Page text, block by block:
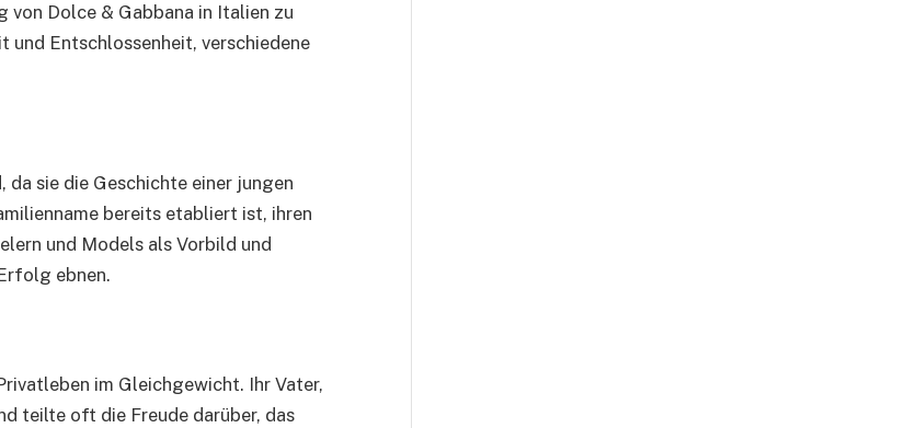
Dolce & Gabbana in Italien zu
Entschlossenheit, verschiedene
da sie die Geschichte einer jungen
bereits etabliert ist, ihren
und Models als Vorbild und
ebnen.
im Gleichgewicht. Ihr Vater,
teilte oft die Freude darüber, das